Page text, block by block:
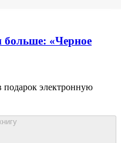
«Черное
подарок электронную